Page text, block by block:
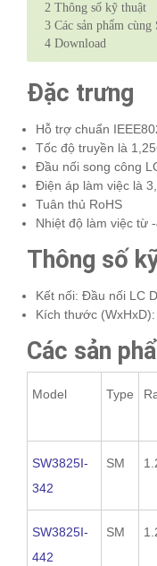
2 Thông số kỹ thuật
3 Các sản phẩm cùng
4 Download
Đặc trưng
Hỗ trợ chuẩn
Tốc độ truyền là
Đầu nối song công
Điện áp làm việc là
Tuân thủ RoHS
Nhiệt độ làm việc từ
Thông số
Kết nối: Đầu nối LC
Kích thước
Các sản
Model Type
SW3825I-
342
SM
SW3825I-
442
SM